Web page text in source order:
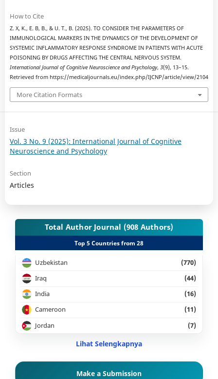
How to Cite
Z. X, K., E. B, B., & U. T., B. (2025). TO CONSIDER THE PARAMETERS OF
IMMUNOLOGICAL MARKERS IN THE DYNAMICS OF THE DEVELOPMENT OF
SYSTEMIC INFLAMMATORY RESPONSE SYNDROME IN PATIENTS WITH ACUTE
POISONING BY DRUGS AFFECTING THE CENTRAL NERVOUS SYSTEM.
International Journal of Cognitive Neuroscience and Psychology, 3(9), 13–15.
Retrieved from https://medicaljournals.eu/index.php/IJCNP/article/view/2104
More Citation Formats
Issue
Vol. 3 No. 9 (2025): International Journal of Cognitive
Neuroscience and Psychology
Section
Articles
Total Author Journal (908 Authors)
Top 5 Countries from 28
Uzbekistan
(770)
Iraq
(44)
India
(16)
Cameroon
(11)
Jordan
(7)
Lihat Selengkapnya
Make a Submission